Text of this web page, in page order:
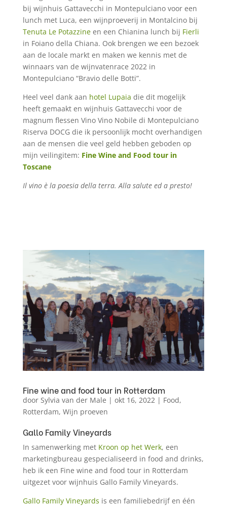
bij wijnhuis Gattavecchi in Montepulciano voor een
lunch met Luca, een wijnproeverij in Montalcino bij
Tenuta Le Potazzineen een Chianina lunch bij Fierli
in Foiano della Chiana. Ook brengen we een bezoek
aan de locale markt en maken we kennis met de
winnaars van de wijnvatenrace 2022 in
Montepulciano “Bravio delle Botti”.
Heel veel dank aan hotel Lupaia die dit mogelijk
heeft gemaakt en wijnhuis Gattavecchi voor de
magnum flessen Vino Vino Nobile di Montepulciano
Riserva DOCG die ik persoonlijk mocht overhandigen
aan de mensen die veel geld hebben geboden op
mijn veilingitem: Fine Wine and Food tour in
Toscane
Il vino è la poesia della terra. Alla salute ed a presto!
Fine wine and food tour in Rotterdam
door Sylvia van der Male | okt 16, 2022 | Food,
Rotterdam, Wijn proeven
Gallo Family Vineyards
In samenwerking met Kroon op het Werk, een
marketingbureau gespecialiseerd in food and drinks,
heb ik een Fine wine and food tour in Rotterdam
uitgezet voor wijnhuis Gallo Family Vineyards.
Gallo Family Vineyards is een familiebedrijf en één